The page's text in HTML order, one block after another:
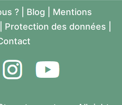
? Blog
Mentions
Protection des données